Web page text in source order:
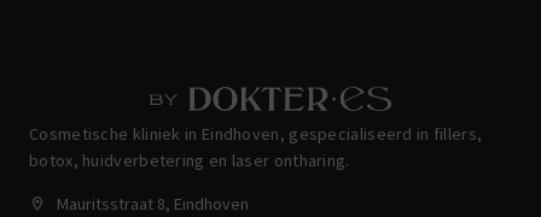
Cosmetische kliniek in Eindhoven, gespecialiseerd in fillers,
botox, huidverbetering en laser ontharing.
Mauritsstraat 8, Eindhoven